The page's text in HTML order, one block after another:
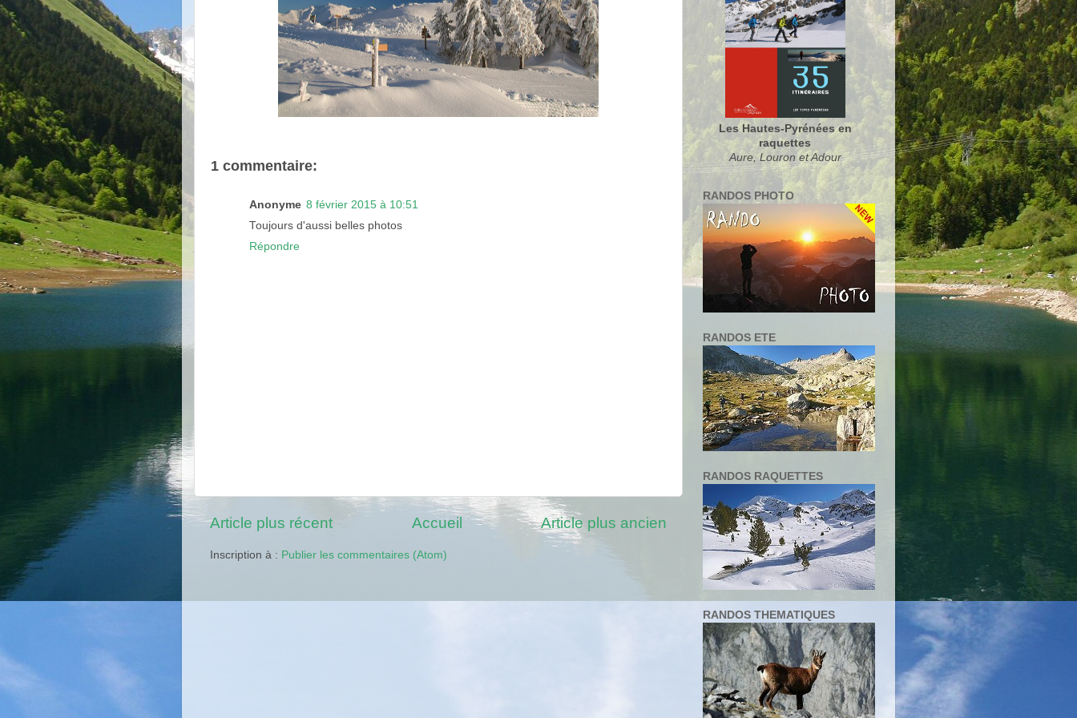
1 commentaire:
Anonyme 8 février 2015 à 10:51
Toujours d'aussi belles photos
Répondre
Article plus récent Article plus ancien
Accueil
Inscription à : Publier les commentaires (Atom)
Les Hautes-Pyrénées en
raquettes
Aure, Louron et Adour
RANDOS PHOTO
RANDOS ETE
RANDOS RAQUETTES
RANDOS THEMATIQUES